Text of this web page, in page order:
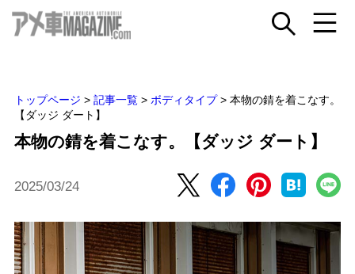
トップページ > 記事一覧 > ボディタイプ > 本物の錆を着こなす。
【ダッジ ダート】
本物の錆を着こなす。【ダッジ ダート】
2025/03/24